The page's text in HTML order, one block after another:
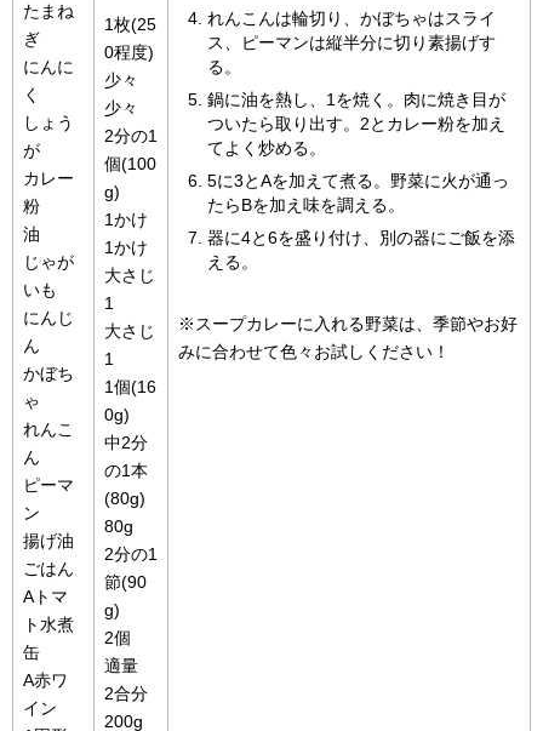
たまね
ぎ
にんに
く
しょう
が
カレー
粉
油
じゃが
いも
にんじ
ん
かぼち
ゃ
れんこ
ん
ピーマ
ン
揚げ油
ごはん
Aトマ
ト水煮
缶
A赤ワ
イン
1枚(25
0程度)
少々
少々
2分の1
個(100
g)
1かけ
1かけ
大さじ
1
大さじ
1
1個(16
0g)
中2分
の1本
(80g)
80g
2分の1
節(90
g)
2個
適量
2合分
200g
れんこんは輪切り、かぼちゃはスライ
ス、ピーマンは縦半分に切り素揚げす
る。
鍋に油を熱し、1を焼く。肉に焼き目が
ついたら取り出す。2とカレー粉を加え
てよく炒める。
5に3とAを加えて煮る。野菜に火が通っ
たらBを加え味を調える。
器に4と6を盛り付け、別の器にご飯を添
える。
※スープカレーに入れる野菜は、季節やお好
みに合わせて色々お試しください！